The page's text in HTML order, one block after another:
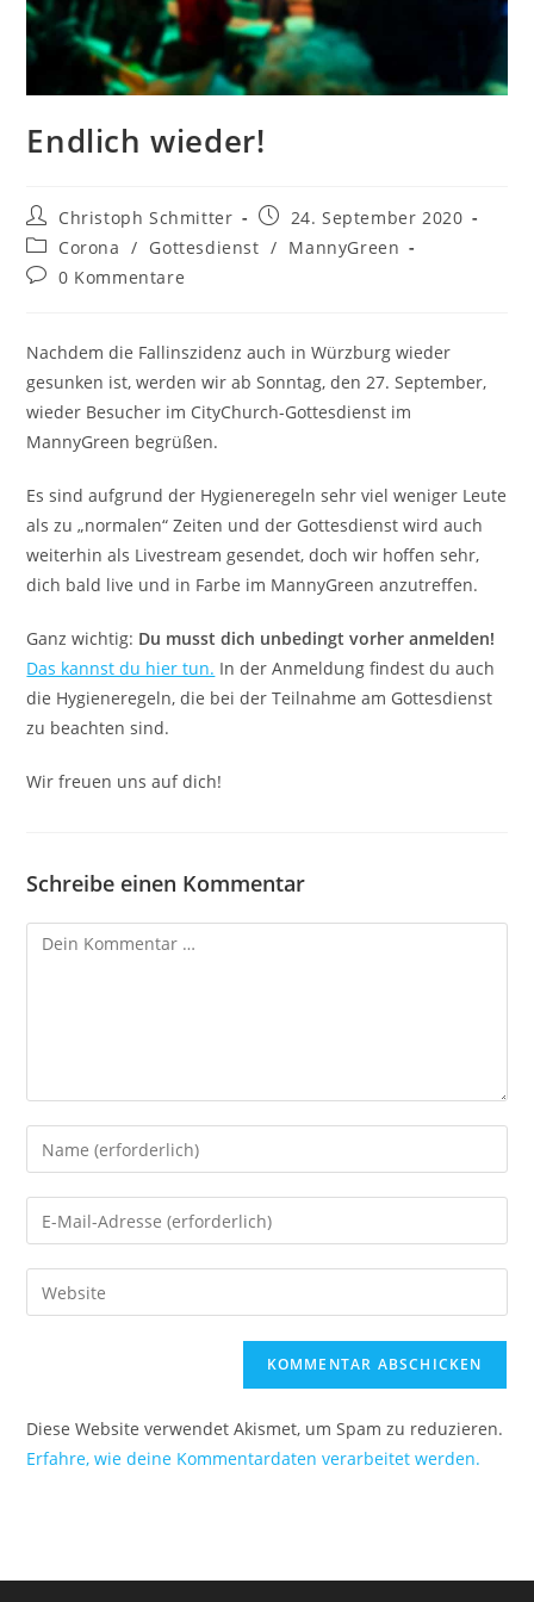
Endlich wieder!
Christoph Schmitter
24. September 2020
Corona / Gottesdienst / MannyGreen
0 Kommentare
Nachdem die Fallinszidenz auch in Würzburg wieder
gesunken ist, werden wir ab Sonntag, den 27. September,
wieder Besucher im CityChurch-Gottesdienst im
MannyGreen begrüßen.
Es sind aufgrund der Hygieneregeln sehr viel weniger Leute
als zu „normalen“ Zeiten und der Gottesdienst wird auch
weiterhin als Livestream gesendet, doch wir hoffen sehr,
dich bald live und in Farbe im MannyGreen anzutreffen.
Ganz wichtig: Du musst dich unbedingt vorher anmelden!
Das kannst du hier tun. In der Anmeldung findest du auch
die Hygieneregeln, die bei der Teilnahme am Gottesdienst
zu beachten sind.
Wir freuen uns auf dich!
Schreibe einen Kommentar
Diese Website verwendet Akismet, um Spam zu reduzieren.
Erfahre, wie deine Kommentardaten verarbeitet werden.